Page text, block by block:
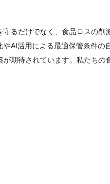
るだけでなく、食品ロスの削
AI活用による最適保管条件の
期待されています。私たちの